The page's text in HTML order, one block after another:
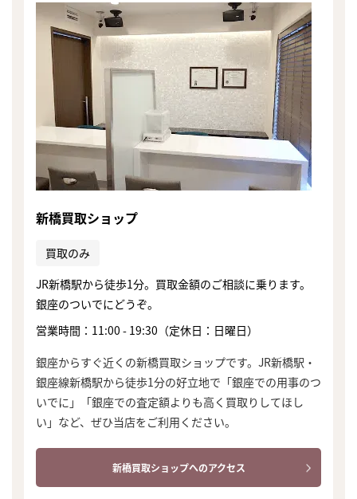
新橋買取ショップ
買取のみ
JR新橋駅から徒歩1分。買取金額のご相談に乗ります。
銀座のついでにどうぞ。
営業時間：11:00 - 19:30（定休日：日曜日）
銀座からすぐ近くの新橋買取ショップです。JR新橋駅・
銀座線新橋駅から徒歩1分の好立地で「銀座での用事のつ
いでに」「銀座での査定額よりも高く買取りしてほし
い」など、ぜひ当店をご利用ください。
新橋買取ショップへのアクセス
かんたん30秒でお試し査定